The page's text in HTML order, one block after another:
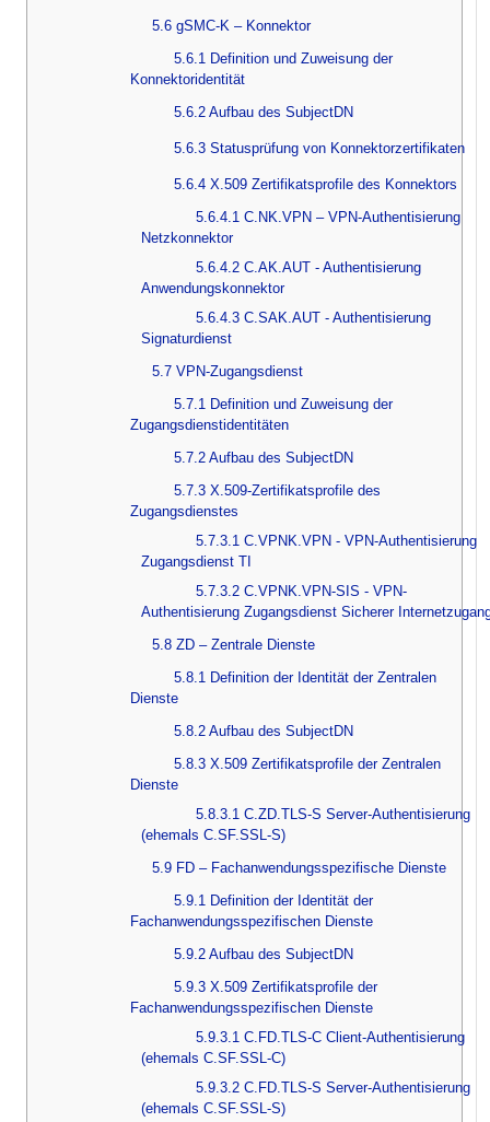
5.6 gSMC-K – Konnektor
5.6.1 Definition und Zuweisung der
Konnektoridentität
5.6.2 Aufbau des SubjectDN
5.6.3 Statusprüfung von Konnektorzertifikaten
5.6.4 X.509 Zertifikatsprofile des Konnektors
5.6.4.1 C.NK.VPN – VPN-Authentisierung
Netzkonnektor
5.6.4.2 C.AK.AUT - Authentisierung
Anwendungskonnektor
5.6.4.3 C.SAK.AUT - Authentisierung
Signaturdienst
5.7 VPN-Zugangsdienst
5.7.1 Definition und Zuweisung der
Zugangsdienstidentitäten
5.7.2 Aufbau des SubjectDN
5.7.3 X.509-Zertifikatsprofile des
Zugangsdienstes
5.7.3.1 C.VPNK.VPN - VPN-Authentisierung
Zugangsdienst TI
5.7.3.2 C.VPNK.VPN-SIS - VPN-
Authentisierung Zugangsdienst Sicherer
5.8 ZD – Zentrale Dienste
5.8.1 Definition der Identität der Zentralen
Dienste
5.8.2 Aufbau des SubjectDN
5.8.3 X.509 Zertifikatsprofile der Zentralen
Dienste
5.8.3.1 C.ZD.TLS-S Server-Authentisierung
(ehemals C.SF.SSL-S)
5.9 FD – Fachanwendungsspezifische Dienste
5.9.1 Definition der Identität der
Fachanwendungsspezifischen Dienste
5.9.2 Aufbau des SubjectDN
5.9.3 X.509 Zertifikatsprofile der
Fachanwendungsspezifischen Dienste
5.9.3.1 C.FD.TLS-C Client-Authentisierung
(ehemals C.SF.SSL-C)
5.9.3.2 C.FD.TLS-S Server-Authentisierung
(ehemals C.SF.SSL-S)